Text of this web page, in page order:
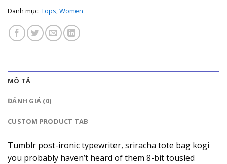
Danh mục: Tops,Women
MÔ TẢ
ĐÁNH GIÁ (0)
CUSTOM PRODUCT TAB
Tumblr post-ironic typewriter, sriracha tote bag kogi
you probably haven’t heard of them 8-bit tousled